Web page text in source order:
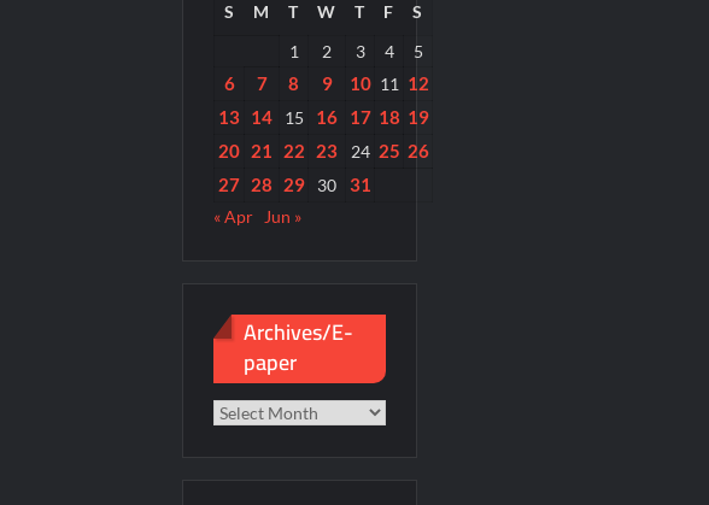
S M T W T F
S
1
2 3 4 5
6 7 8 9 10 11 12
13 14 15 16 17 18 19
20 21 22 23 24 25 26
27 28 29 30 31
« Apr Jun »
Archives/E-
paper
Archives/E-